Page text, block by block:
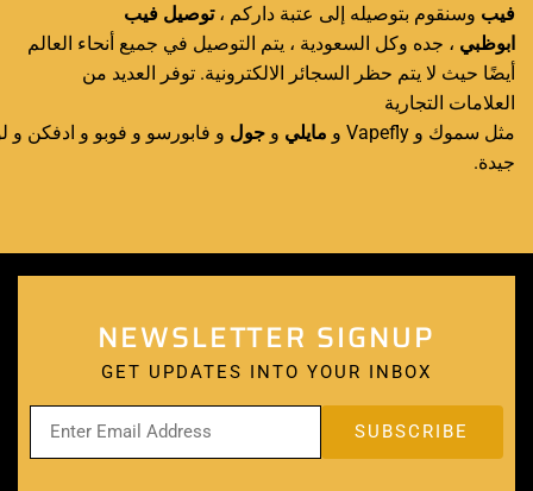
فيب وسنقوم بتوصيله إلى عتبة داركم ،توصيل فيب
ابوظبي ، جده وكل السعودية ، يتم التوصيل في جميع أنحاء العالم
أيضًا حيث لا يتم حظر السجائر الالكترونية. توفر العديد من
العلامات التجارية
مثل سموك و Vapefly و
مايلي و جول و فابورسو و فوبو و ادفكن
جيدة.
NEWSLETTER SIGNUP
GET UPDATES INTO YOUR INBOX